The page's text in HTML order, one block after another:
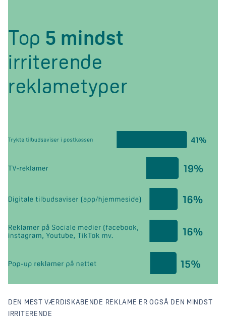
Top 5 mindst
irriterende
reklametyper
DEN MEST VÆRDISKABENDE REKLAME ER OGSÅ DEN MINDST
IRRITERENDE